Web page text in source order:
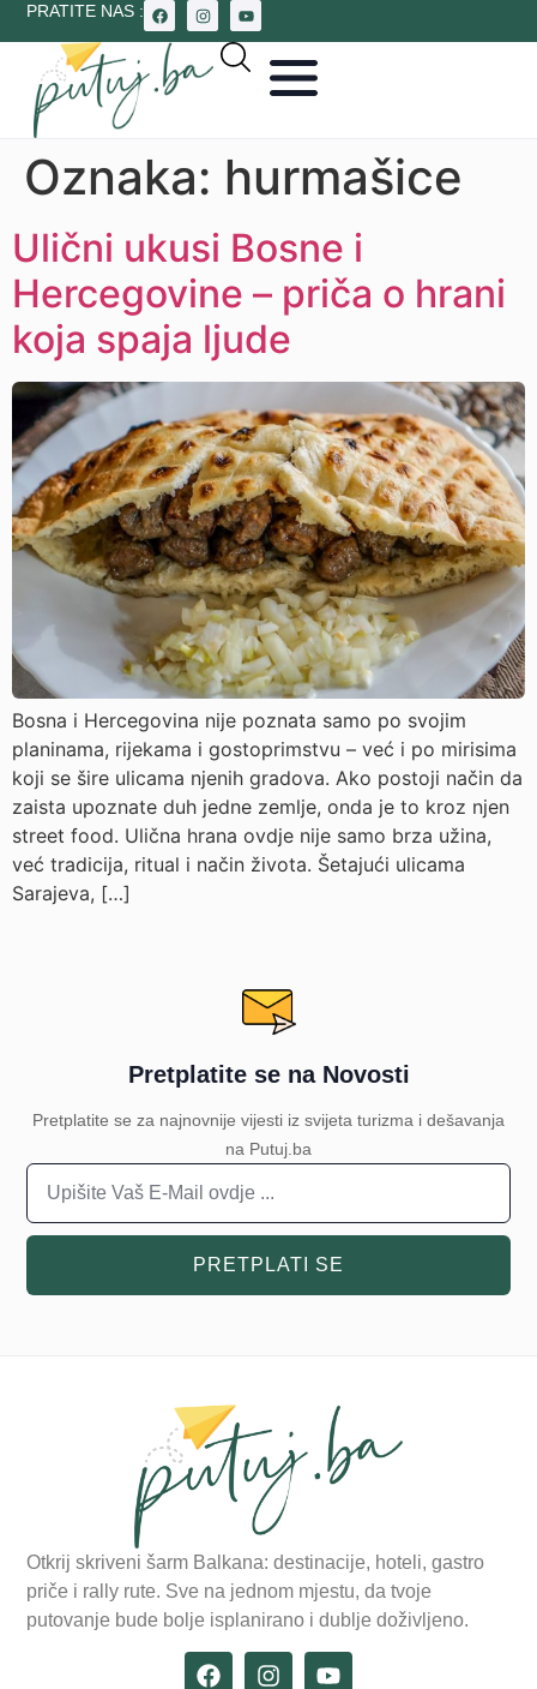
PRATITE NAS :
Oznaka: hurmašice
Ulični ukusi Bosne i
Hercegovine – priča o hrani
koja spaja ljude
Bosna i Hercegovina nije poznata samo po svojim
planinama, rijekama i gostoprimstvu – već i po mirisima
koji se šire ulicama njenih gradova. Ako postoji način da
zaista upoznate duh jedne zemlje, onda je to kroz njen
street food. Ulična hrana ovdje nije samo brza užina,
već tradicija, ritual i način života. Šetajući ulicama
Sarajeva, […]
Pretplatite se na Novosti
Pretplatite se za najnovnije vijesti iz svijeta turizma i dešavanja
na Putuj.ba
PRETPLATI SE
Otkrij skriveni šarm Balkana: destinacije, hoteli, gastro
priče i rally rute. Sve na jednom mjestu, da tvoje
putovanje bude bolje isplanirano i dublje doživljeno.